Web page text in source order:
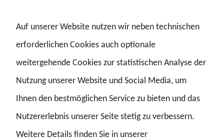
Auf unserer Website nutzen wir neben technischen
erforderlichen Cookies auch optionale
weitergehende Cookies zur statistischen Analyse der
Nutzung unserer Website und Social Media, um
Ihnen den bestmöglichen Service zu bieten und das
Nutzererlebnis unserer Seite stetig zu verbessern.
Weitere Details finden Sie in unserer